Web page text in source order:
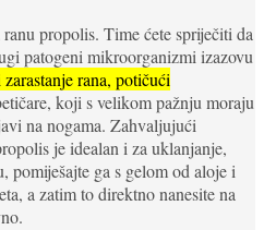
propolis. Time ćete spriječiti da
patogeni mikroorganizmi izazovu
rana, potičući
koji s velikom pažnju moraju
na nogama. Zahvaljujući
je idealan i za uklanjanje,
pomiješajte ga s gelom od aloje i
a zatim to direktno nanesite na